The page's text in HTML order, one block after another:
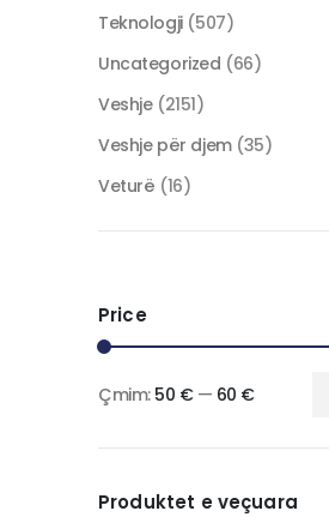
Teknologji (507)
Uncategorized (66)
Veshje (2151)
Veshje për djem (35)
Veturë (16)
Price
Çmim: 50 €— 60 €
Produktet e veçuara